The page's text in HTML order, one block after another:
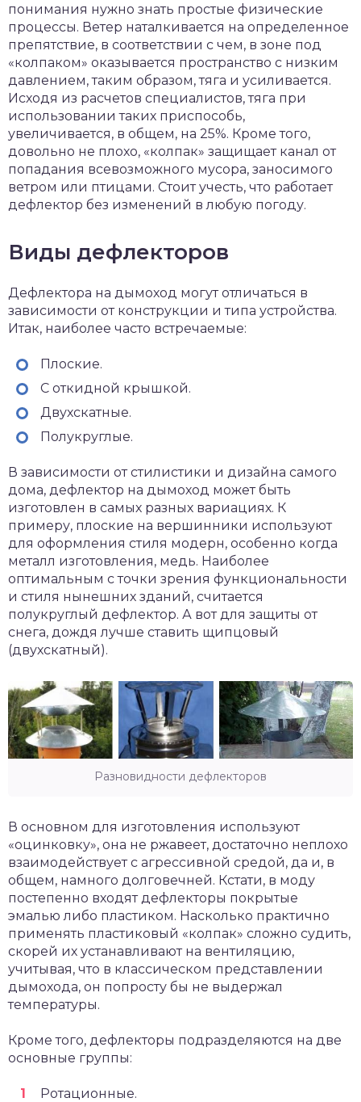
понимания нужно знать простые физические
процессы. Ветер наталкивается на определенное
препятствие, в соответствии с чем, в зоне под
«колпаком» оказывается пространство с низким
давлением, таким образом, тяга и усиливается.
Исходя из расчетов специалистов, тяга при
использовании таких приспособь,
увеличивается, в общем, на 25%. Кроме того,
довольно не плохо, «колпак» защищает канал от
попадания всевозможного мусора, заносимого
ветром или птицами. Стоит учесть, что работает
дефлектор без изменений в любую погоду.
Виды дефлекторов
Дефлектора на дымоход могут отличаться в
зависимости от конструкции и типа устройства.
Итак, наиболее часто встречаемые:
Плоские.
С откидной крышкой.
Двухскатные.
Полукруглые.
В зависимости от стилистики и дизайна самого
дома, дефлектор на дымоход может быть
изготовлен в самых разных вариациях. К
примеру, плоские на вершинники используют
для оформления стиля модерн, особенно когда
металл изготовления, медь. Наиболее
оптимальным с точки зрения функциональности
и стиля нынешних зданий, считается
полукруглый дефлектор. А вот для защиты от
снега, дождя лучше ставить щипцовый
(двухскатный).
Разновидности дефлекторов
В основном для изготовления используют
«оцинковку», она не ржавеет, достаточно неплохо
взаимодействует с агрессивной средой, да и, в
общем, намного долговечней. Кстати, в моду
постепенно входят дефлекторы покрытые
эмалью либо пластиком. Насколько практично
применять пластиковый «колпак» сложно судить,
скорей их устанавливают на вентиляцию,
учитывая, что в классическом представлении
дымохода, он попросту бы не выдержал
температуры.
Кроме того, дефлекторы подразделяются на две
основные группы:
Ротационные.